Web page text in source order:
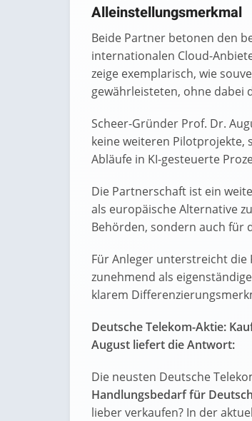
Alleinstellungsmerkmal
Beide Partner betonen den
internationalen Cloud-
zeige exemplarisch, wie
gewährleisteten, ohne dabei
Scheer-Gründer Prof. Dr.
keine weiteren Pilotprojekte,
Abläufe in KI-gesteuerte
Die Partnerschaft ist ein
als europäische Alternative
Behörden, sondern auch für
Für Anleger unterstreicht die
zunehmend als
klarem
Deutsche Telekom-Aktie:
August liefert die Antwort:
Die neusten Deutsche
Handlungsbedarf für
lieber verkaufen? In der